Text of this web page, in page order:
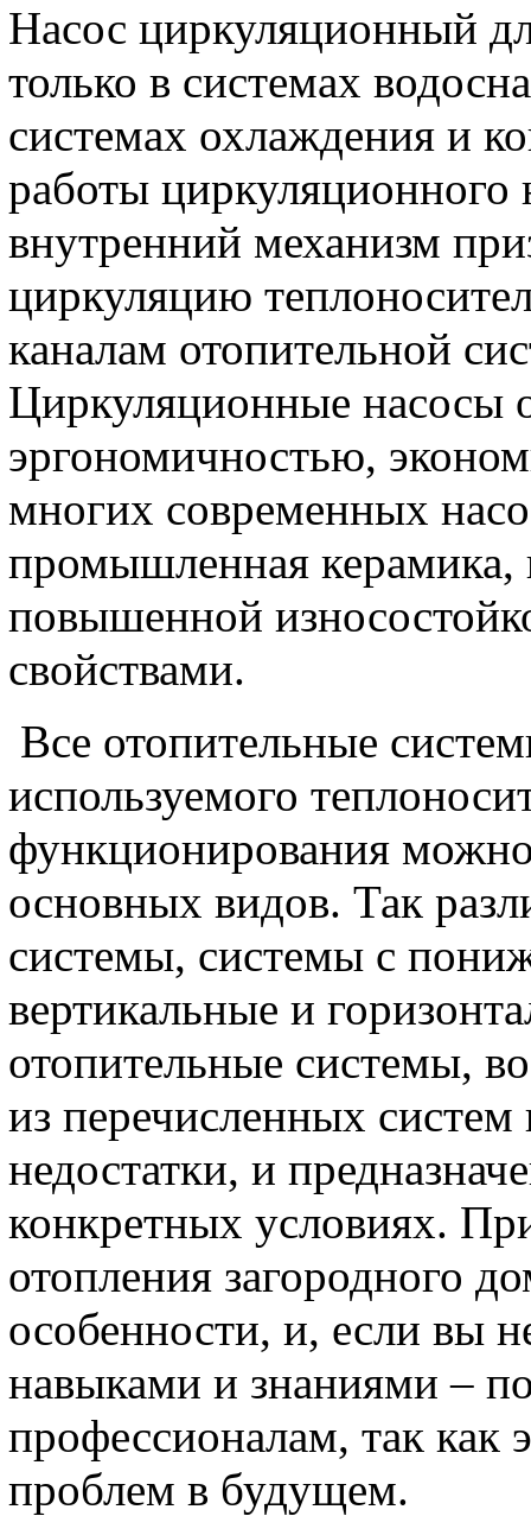
Насос циркуляционный
только в системах
системах охлаждения и
работы циркуляционного
внутренний механизм
циркуляцию
каналам отопительной
Циркуляционные насосы
эргономичностью,
многих современных
промышленная керамика,
повышенной
свойствами.
Все отопительные
используемого
функционирования можно
основных видов. Так
системы, системы с
вертикальные и
отопительные системы,
из перечисленных
недостатки, и
конкретных условиях.
отопления загородного
особенности, и, если вы
навыками и знаниями –
профессионалам, так как
проблем в будущем.